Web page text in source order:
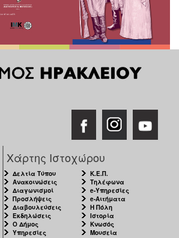
Χάρτης Ιστοχώρου
Δελτία Τύπου
Ανακοινώσεις
Διαγωνισμοί
Προσλήψεις
Διαβουλεύσεις
Εκδηλώσεις
Ο Δήμος
Υπηρεσίες
Κ.Ε.Π.
Τηλέφωνα
e-Υπηρεσίες
e-Αιτήματα
Η Πόλη
Ιστορία
Κνωσός
Μουσεία